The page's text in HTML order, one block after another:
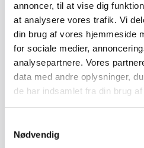
annoncer, til at vise dig
at analysere vores trafik. Vi
din brug af vores hjemmeside
for sociale medier,
analysepartnere. Vores
data med andre oplysninger,
de har indsamlet fra din brug
Nødvendig